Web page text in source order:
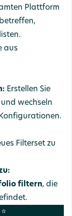
Plattform
aus
Erstellen Sie
wechseln
Filterset zu
filtern, die